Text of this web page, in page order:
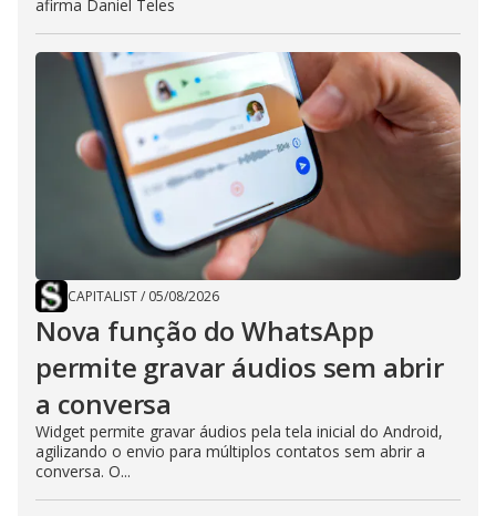
afirma Daniel Teles
CAPITALIST/ 05/08/2026
Nova função do WhatsApp
permite gravar áudios sem abrir
a conversa
Widget permite gravar áudios pela tela inicial do Android,
agilizando o envio para múltiplos contatos sem abrir a
conversa. O...